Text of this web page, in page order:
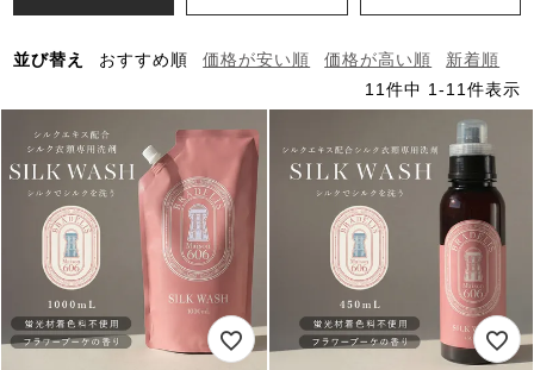
並び替え おすすめ順 価格が安い順 価格が高い順
新着順
11 件中 1 -11 件表示